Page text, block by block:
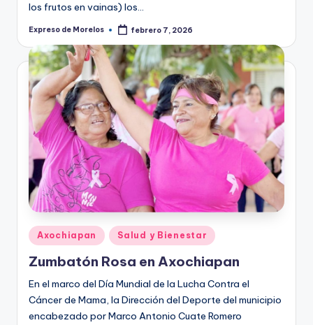
los frutos en vainas) los…
Publicado
Expreso de Morelos febrero 7, 2026
Publicado
en
Axochiapan Salud y Bienestar
Zumbatón Rosa en Axochiapan
En el marco del Día Mundial de la Lucha Contra el
Cáncer de Mama, la Dirección del Deporte del municipio
encabezado por Marco Antonio Cuate Romero